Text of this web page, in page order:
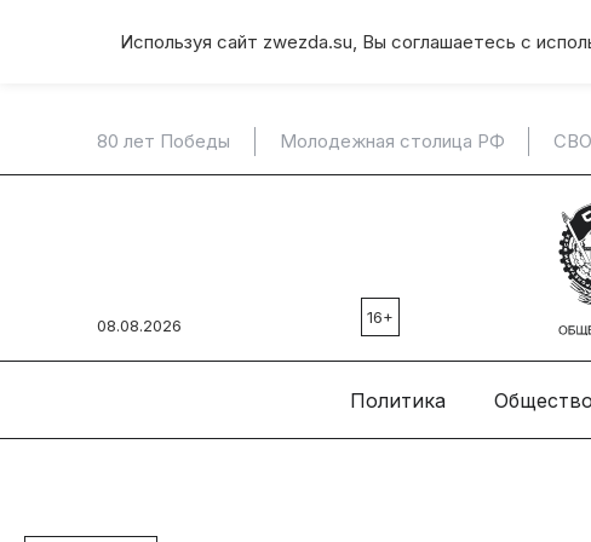
Используя сайт zwezda.su, Вы соглашаетесь с
80 лет Победы Молодежная столица РФ СВО
08.08.2026 16+
Политика Общество